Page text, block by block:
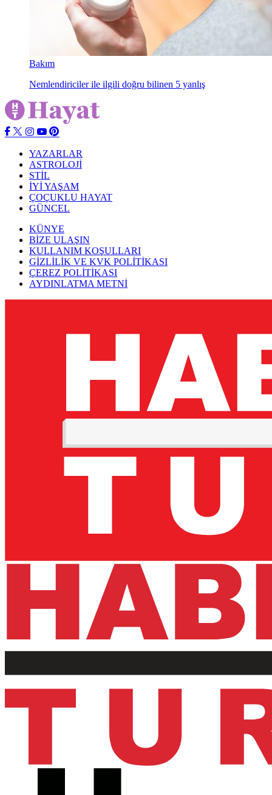
Bakım
Nemlendiriciler ile ilgili doğru bilinen 5 yanlış
YAZARLAR
ASTROLOJİ
STİL
İYİ YAŞAM
ÇOÇUKLU HAYAT
GÜNCEL
KÜNYE
BİZE ULAŞIN
KULLANIM KOŞULLARI
GİZLİLİK VE KVK POLİTİKASI
ÇEREZ POLİTİKASI
AYDINLATMA METNİ